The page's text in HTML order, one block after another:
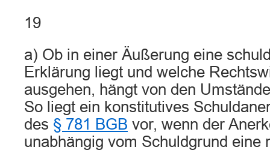
19
a) Ob in einer Äußerung eine
Erklärung liegt und welche
ausgehen, hängt von den
So liegt ein konstitutives
des § 781 BGB vor, wenn der
unabhängig vom Schuldgrund eine